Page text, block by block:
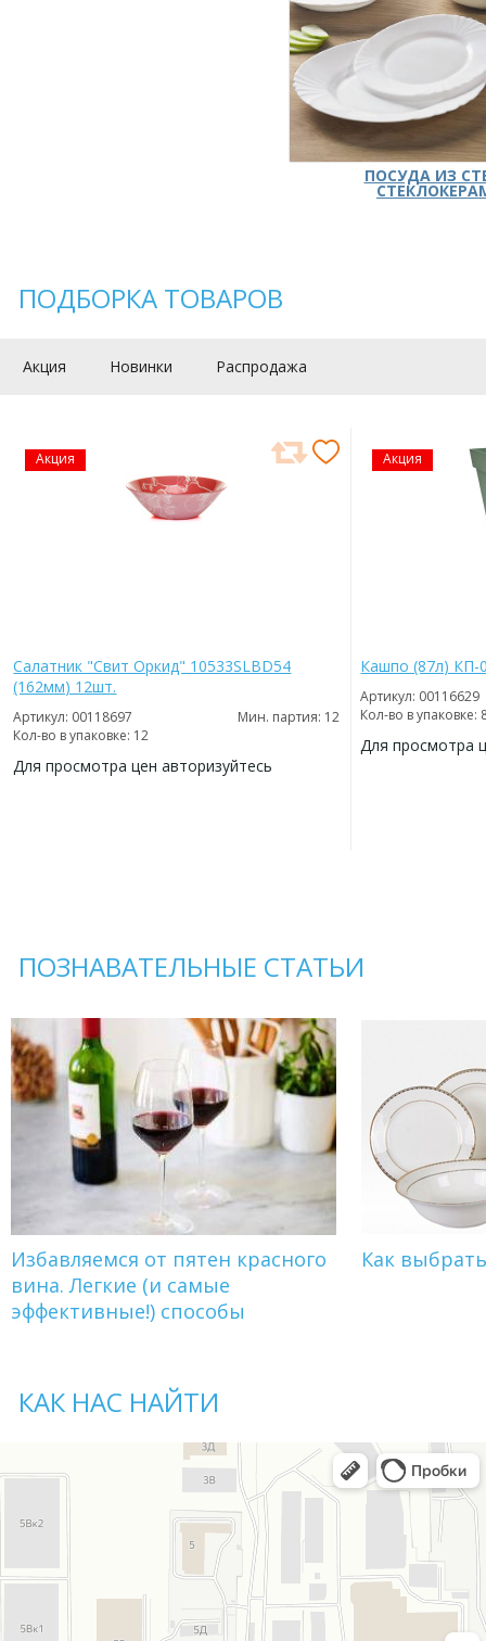
ПОСУДА ИЗ
ПОДБОРКА ТОВАРОВ
Акция Новинки Распродажа
Акция
Салатник "Свит Оркид" 10533SLBD54
(162мм) 12шт.
Артикул: 00118697
Мин. партия: 12
Кол-во в упаковке: 12
Для просмотра цен авторизуйтесь
Акция
Кашпо (87л) КП-
Артикул: 00116629
Кол-во в упаковке:
Для просмотра
ПОЗНАВАТЕЛЬНЫЕ СТАТЬИ
Избавляемся от пятен красного
вина. Легкие (и самые
эффективные!) способы
Как
КАК НАС НАЙТИ